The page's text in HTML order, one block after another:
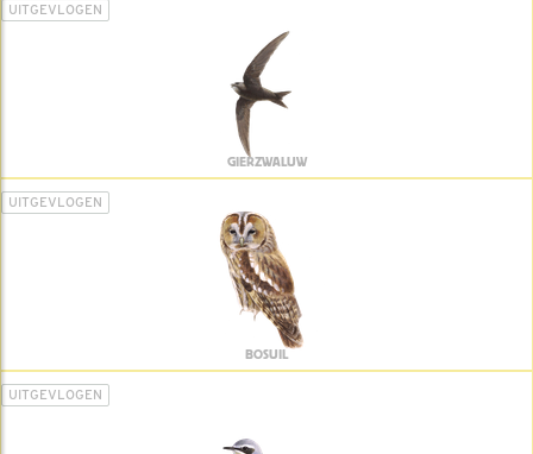
UITGEVLOGEN
GIERZWALUW
UITGEVLOGEN
BOSUIL
UITGEVLOGEN